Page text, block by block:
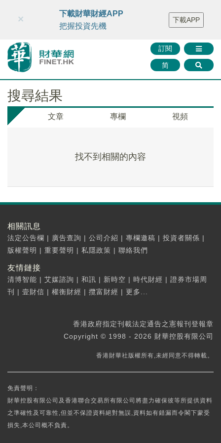
財華智庫網 FINTV FINMETA 財華證券 媒體矩陣
智庫沙龍
聯絡我們
訂閱
简
×
下載財華財經APP
把握投資先機
下載APP
搜尋結果
文章 專欄 視頻
找不到相關的內容
相關訊息
法定公告欄 | 廣告查詢 | 公司介紹 | 專欄邀稿 | 投資者關係 |
版權聲明 | 重要聲明 | 私隱政策 | 聯絡我們
友情鏈接
清博智能 | 艾媒諮詢 | 和訊 | 新時空 | 時代財經 | 證券市場周
刊
| 壹財信 | 權衡財經 | 攬富財經 | 更多...
香港政府指定刊載法定通告之憲報刊登報章
Copyright © 1998 - 2026 財華控股有限公司
香港財華社版權所有,未經同意不得轉載。
免責聲明：
財華控股有限公司及香港聯合交易所有限公司將盡力確保彼等所提供資料
之準確性及可靠性,但並不保證資料絕對無誤,資料如有錯漏而令閣下蒙受
損失,本公司概不負責。